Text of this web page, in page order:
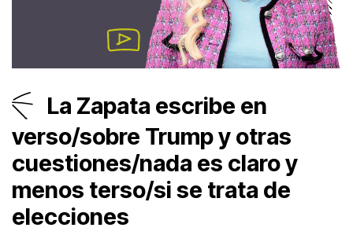
La Zapata escribe en
verso/sobre Trump y otras
cuestiones/nada es claro y
menos terso/si se trata de
elecciones